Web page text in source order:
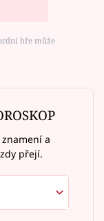
hře může
znamení a
přejí.